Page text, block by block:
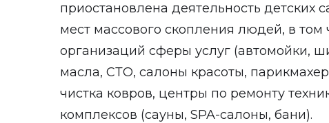
приостановлена деятельность детских
мест массового скопления людей, в том
организаций сферы услуг (автомойки,
масла, СТО, салоны красоты,
чистка ковров, центры по ремонту
комплексов (сауны, SPA-салоны, бани).